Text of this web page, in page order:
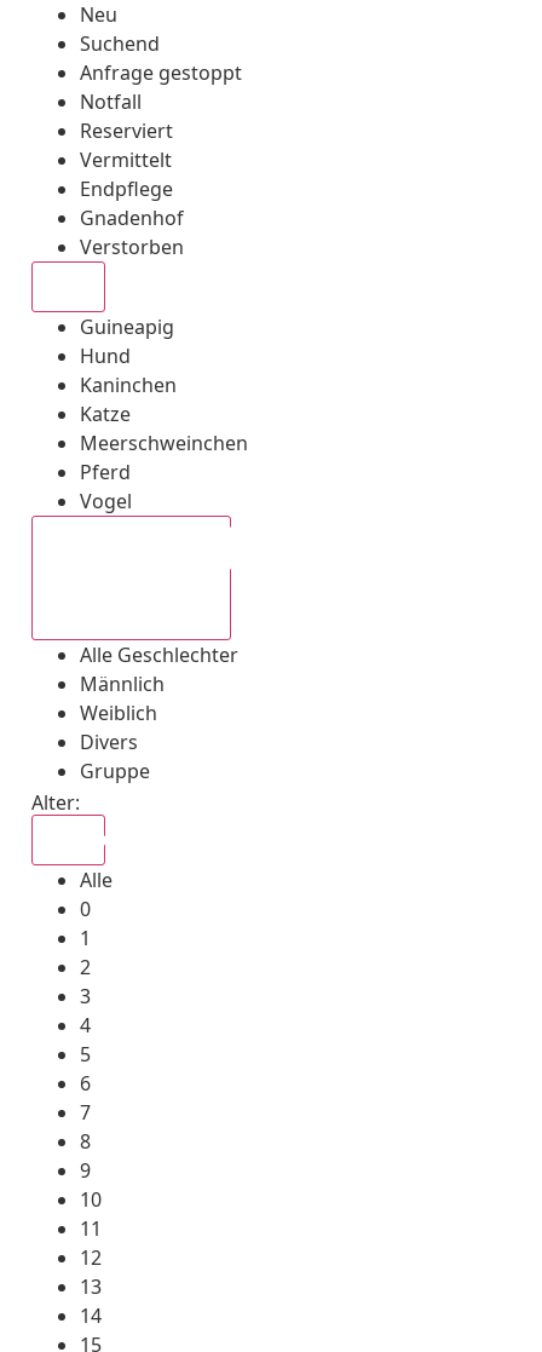
Neu
Suchend
Anfrage gestoppt
Notfall
Reserviert
Vermittelt
Endpflege
Gnadenhof
Verstorben
Guineapig
Hund
Kaninchen
Katze
Meerschweinchen
Pferd
Vogel
Alle Geschlechter
Männlich
Weiblich
Divers
Gruppe
Alter:
Alle
0
1
2
3
4
5
6
7
8
9
10
11
12
13
14
15